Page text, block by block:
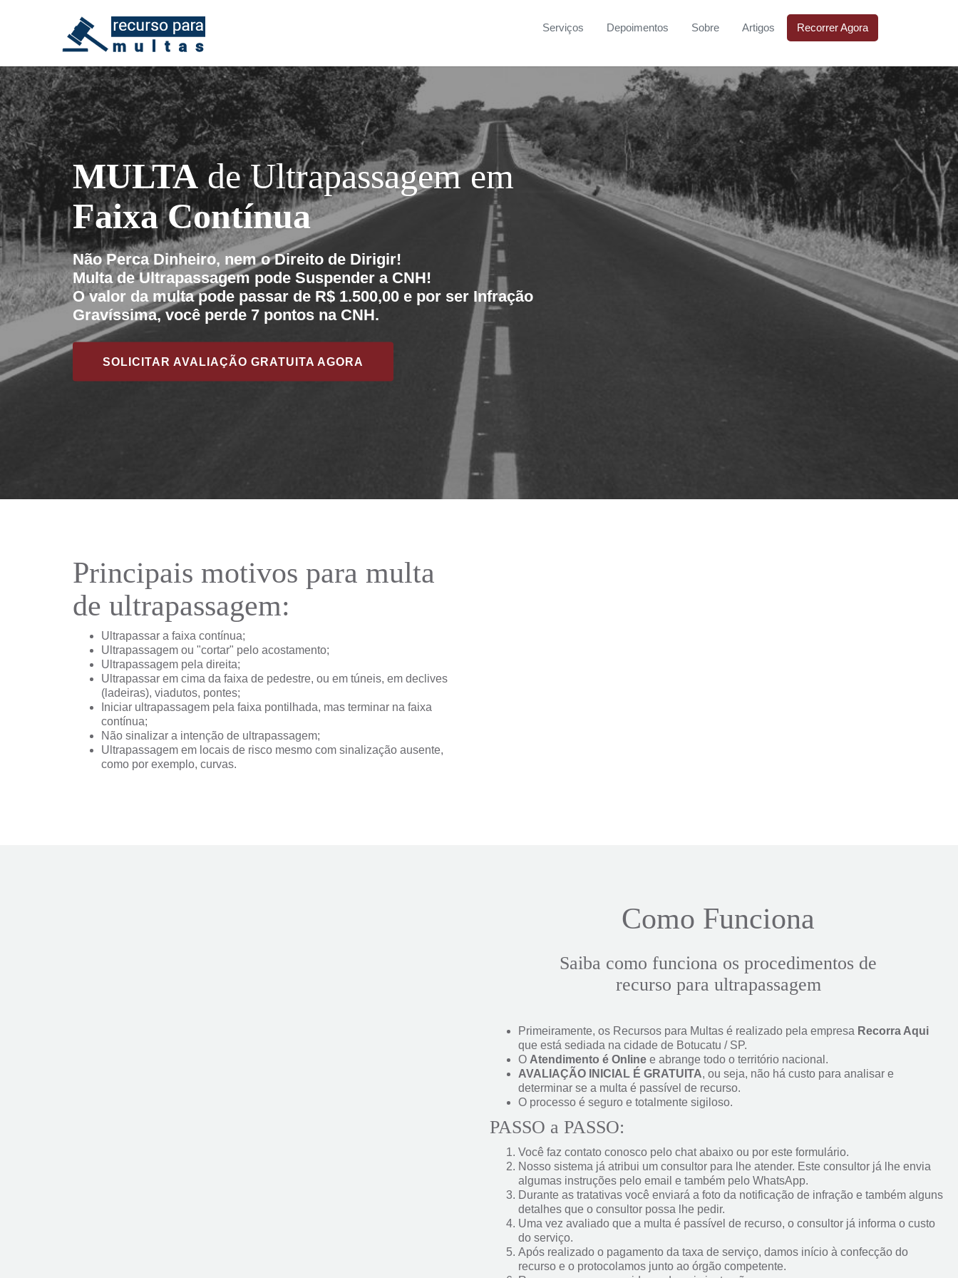
Serviços Depoimentos Sobre Artigos Recorrer Agora
MULTAde Ultrapassagem em
Faixa Contínua
Não Perca Dinheiro, nem o Direito de Dirigir!
Multa de Ultrapassagem pode Suspender a CNH!
O valor da multa pode passar de R$ 1.500,00 e por ser Infração
Gravíssima, você perde 7 pontos na CNH.
SOLICITAR AVALIAÇÃO GRATUITA AGORA
Principais motivos para multa
de ultrapassagem:
Ultrapassar a faixa contínua;
Ultrapassagem ou "cortar" pelo acostamento;
Ultrapassagem pela direita;
Ultrapassar em cima da faixa de pedestre, ou em túneis, em declives
(ladeiras), viadutos, pontes;
Iniciar ultrapassagem pela faixa pontilhada, mas terminar na faixa
contínua;
Não sinalizar a intenção de ultrapassagem;
Ultrapassagem em locais de risco mesmo com sinalização ausente,
como por exemplo, curvas.
Como Funciona
Saiba como funciona os procedimentos de
recurso para ultrapassagem
Primeiramente, os Recursos para Multas é realizado pela empresa Recorra Aqui
que está sediada na cidade de Botucatu / SP.
O Atendimento é Online e abrange todo o território nacional.
AVALIAÇÃO INICIAL É GRATUITA, ou seja, não há custo para analisar e
determinar se a multa é passível de recurso.
O processo é seguro e totalmente sigiloso.
PASSO a PASSO:
Você faz contato conosco pelo chat abaixo ou por este formulário.
Nosso sistema já atribui um consultor para lhe atender. Este consultor já lhe envia
algumas instruções pelo email e também pelo WhatsApp.
Durante as tratativas você enviará a foto da notificação de infração e também alguns
detalhes que o consultor possa lhe pedir.
Uma vez avaliado que a multa é passível de recurso, o consultor já informa o custo
do serviço.
Após realizado o pagamento da taxa de serviço, damos início à confecção do
recurso e o protocolamos junto ao órgão competente.